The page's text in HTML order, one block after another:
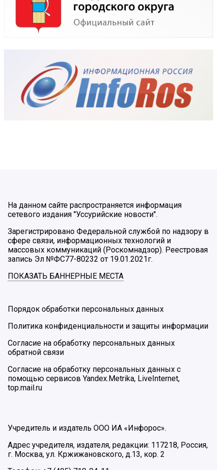
На данном сайте распространяется информация
сетевого издания "Уссурийские новости".
Зарегистрировано Федеральной службой по надзору в
сфере связи, информационных технологий и
массовых коммуникаций (Роскомнадзор). Реестровая
запись Эл №ФС77-80232 от 19.01.2021г.
ПОКАЗАТЬ БАННЕРНЫЕ МЕСТА
Порядок обработки персональных данных
Политика конфиденциальности и защиты информации
Согласие на обработку персональных данных
обратной связи
Согласие на обработку персональных данных с
помощью сервисов Yandex.Metrika, LiveInternet,
top.mail.ru
Учредитель и издатель ООО ИА «Инфорос».
Адрес учредителя, издателя, редакции: 117218, Россия,
г. Москва, ул. Кржижановского, д.13, кор. 2